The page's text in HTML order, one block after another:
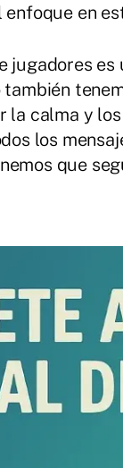
en
jugadores
la calma y
los
que